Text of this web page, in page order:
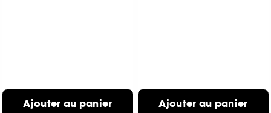
Ajouter au panier Ajouter au panier